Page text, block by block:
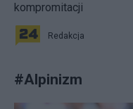
kompromitacji
Redakcja
#Alpinizm